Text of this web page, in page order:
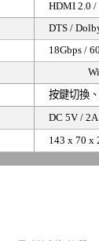
HDMI 2.0 /
DTS /
18Gbps /
按鍵切換
DC 5V / 2A
143 x 70 x